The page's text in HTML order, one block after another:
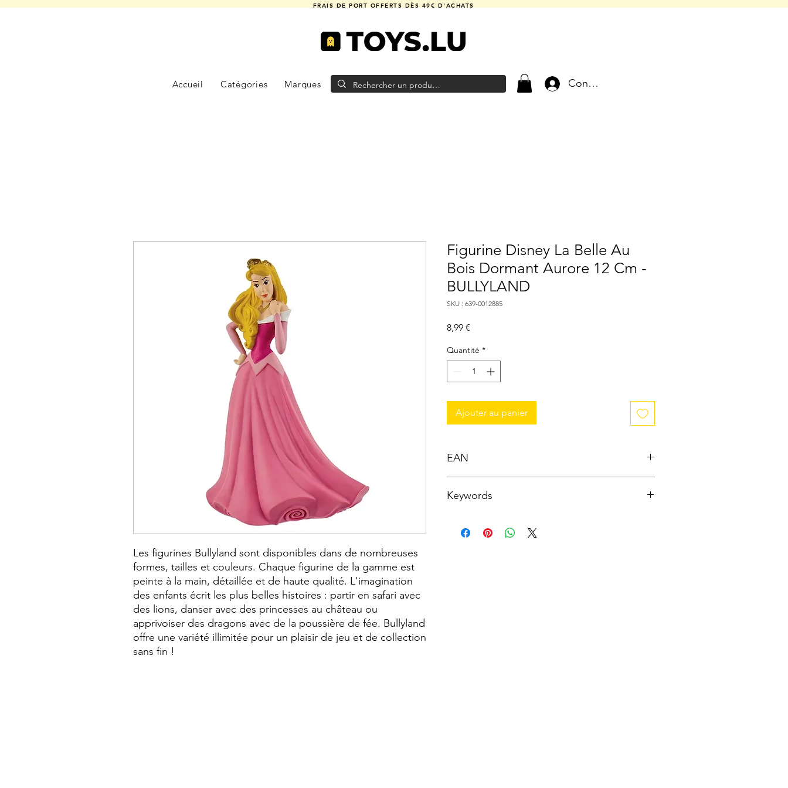
FRAIS DE PORT OFFERTS DÈS 49€ D'ACHATS
Accueil Catégories Marques Connexion
Les figurines Bullyland sont disponibles dans de nombreuses
formes, tailles et couleurs. Chaque figurine de la gamme est
peinte à la main, détaillée et de haute qualité. L'imagination
des enfants écrit les plus belles histoires : partir en safari avec
des lions, danser avec des princesses au château ou
apprivoiser des dragons avec de la poussière de fée. Bullyland
offre une variété illimitée pour un plaisir de jeu et de collection
sans fin !
Figurine Disney La Belle Au
Bois Dormant Aurore 12 Cm -
BULLYLAND
SKU : 639-0012885
8,99 €
Quantité *
Ajouter au panier
EAN
Keywords
Personnages Disney